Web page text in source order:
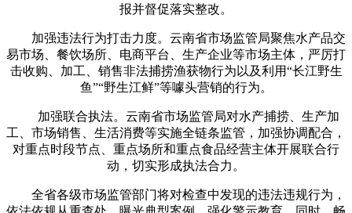
报并督促落实整改。
加强违法行为打击力度。云南省市场监管局聚焦水产品交
易市场、餐饮场所、电商平台、生产企业等市场主体，严厉打
击收购、加工、销售非法捕捞渔获物行为以及利用“长江野生
鱼”“野生江鲜”等噱头营销的行为。
加强联合执法。云南省市场监管局对水产捕捞、生产加
工、市场销售、生活消费等实施全链条监管，加强协调配合，
对重点时段节点、重点场所和重点食品经营主体开展联合行
动，切实形成执法合力。
全省各级市场监管部门将对检查中发现的违法违规行为，